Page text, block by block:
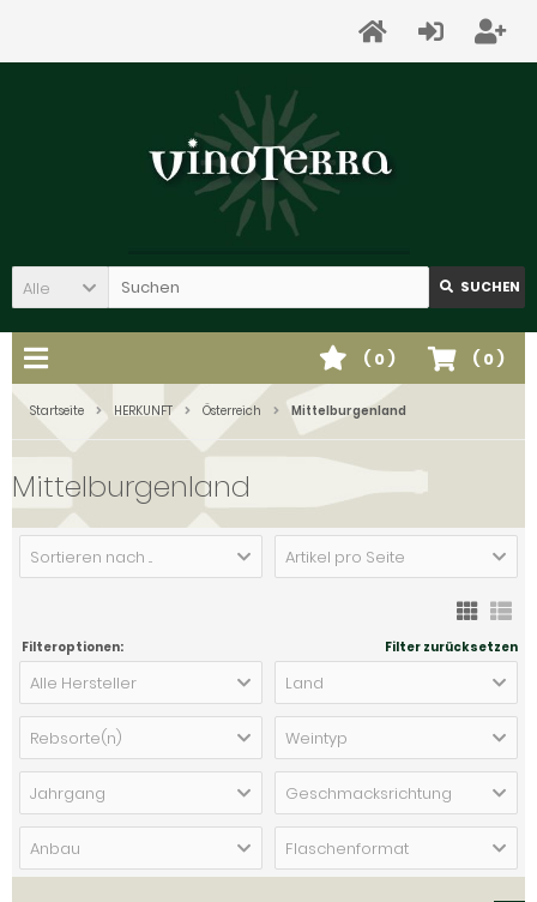
Alle SUCHEN
( 0)
( 0)
Startseite HERKUNFT Österreich Mittelburgenland
Mittelburgenland
Sortieren nach ... Artikel pro Seite
Filteroptionen: Filter zurücksetzen
Alle Hersteller Land
Rebsorte(n) Weintyp
Jahrgang Geschmacksrichtung
Anbau Flaschenformat